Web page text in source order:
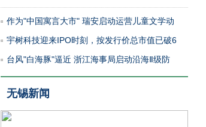
作为"中国寓言大市" 瑞安启动运营儿童文学动
宇树科技迎来IPO时刻，按发行价总市值已破6
台风"白海豚"逼近 浙江海事局启动沿海Ⅱ级防
无锡新闻